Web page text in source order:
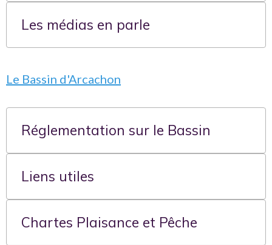
Les médias en parle
Le Bassin d'Arcachon
Réglementation sur le Bassin
Liens utiles
Chartes Plaisance et Pêche